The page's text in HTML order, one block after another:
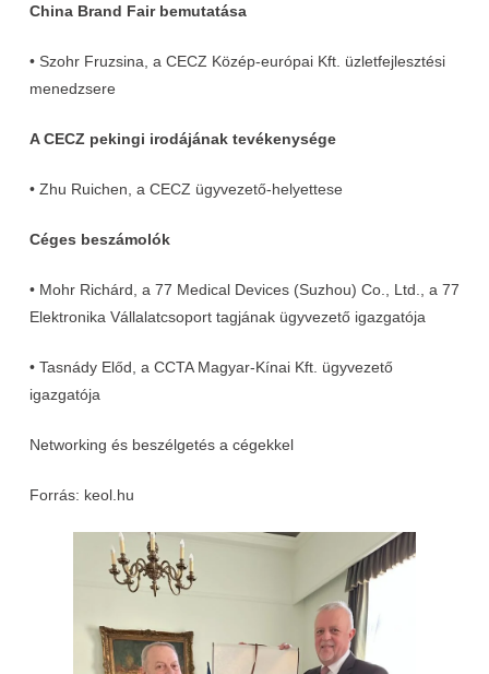
China Brand Fair bemutatása
• Szohr Fruzsina, a CECZ Közép-európai Kft. üzletfejlesztési
menedzsere
A CECZ pekingi irodájának tevékenysége
• Zhu Ruichen, a CECZ ügyvezető-helyettese
Céges beszámolók
• Mohr Richárd, a 77 Medical Devices (Suzhou) Co., Ltd., a 77
Elektronika Vállalatcsoport tagjának ügyvezető igazgatója
• Tasnády Előd, a CCTA Magyar-Kínai Kft. ügyvezető
igazgatója
Networking és beszélgetés a cégekkel
Forrás: keol.hu